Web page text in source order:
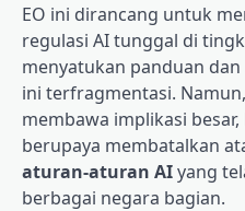
EO ini dirancang untuk
regulasi AI tunggal di
menyatukan panduan
ini terfragmentasi.
membawa implikasi
berupaya membatalkan
aturan-aturan AIyang
berbagai negara bagian.